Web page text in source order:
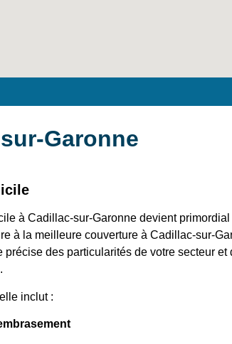
Garonne
à Cadillac-sur-Garonne devient
à la meilleure couverture à Cadillac-sur-
précise des particularités de votre secteur et
inclut :